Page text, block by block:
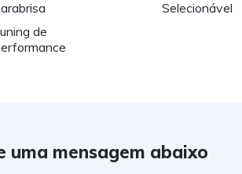
Selecionável
de
uma mensagem abaixo